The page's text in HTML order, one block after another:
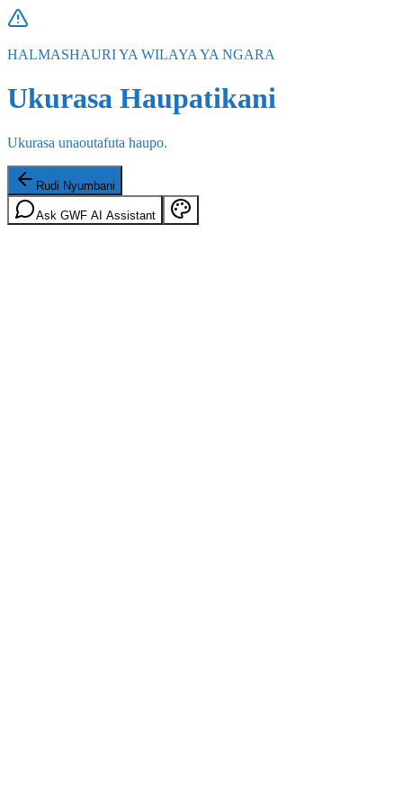
HALMASHAURI YA WILAYA YA NGARA
Ukurasa Haupatikani
Ukurasa unaoutafuta haupo.
Rudi Nyumbani
Ask GWF AI Assistant